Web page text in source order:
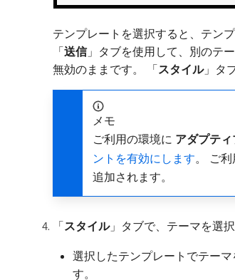
テンプレートを選択すると、テン
「送信」タブを使用して、別のテ
無効のままです。 「スタイル」タ
メモ
ご利用の環境に​ アダプティ
ントを有効にします。 ご
追加されます。
「スタイル」タブで、テーマを選択
選択したテンプレートでテー
す。